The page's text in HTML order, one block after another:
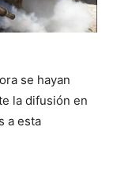
se hayan
la difusión en
a esta